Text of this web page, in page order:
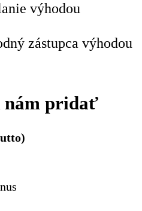
výhodou
zástupca výhodou
nám pridať